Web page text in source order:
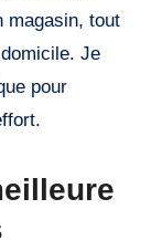
magasin, tout
Je
pour